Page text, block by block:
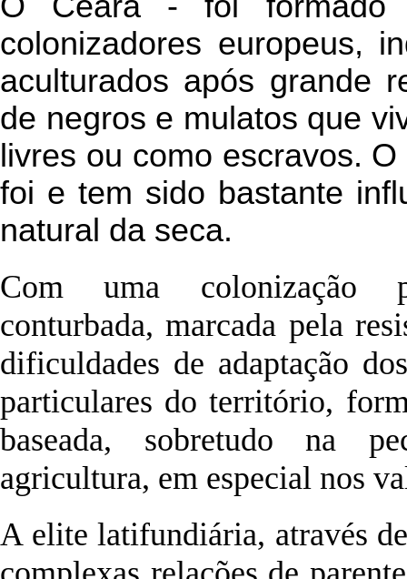
colonizadores europeus,
aculturados após grande
de negros e mulatos que
livres ou como escravos.
foi e tem sido bastante
natural da seca.
Com uma colonização
conturbada, marcada pela
dificuldades de adaptação
particulares do território,
baseada, sobretudo na
agricultura, em especial nos
A elite latifundiária, através